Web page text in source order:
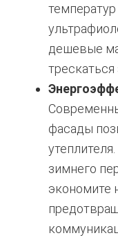
дешевые
трескаться
фасады
зимнего
экономите